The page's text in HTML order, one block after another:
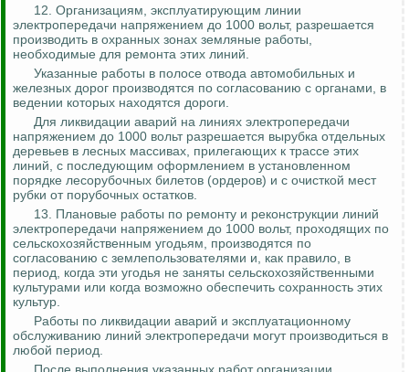
12. Организациям, эксплуатирующим линии
электропередачи напряжением до 1000 вольт, разрешается
производить в охранных зонах земляные работы,
необходимые для ремонта этих линий.
Указанные работы в полосе отвода автомобильных и
железных дорог производятся по согласованию с органами, в
ведении которых находятся дороги.
Для ликвидации аварий на линиях электропередачи
напряжением до 1000 вольт разрешается вырубка отдельных
деревьев в лесных массивах, прилегающих к трассе этих
линий, с последующим оформлением в установленном
порядке лесорубочных билетов (ордеров) и с очисткой мест
рубки от порубочных остатков.
13. Плановые работы по ремонту и реконструкции линий
электропередачи напряжением до 1000 вольт, проходящих по
сельскохозяйственным угодьям, производятся по
согласованию с землепользователями и, как правило, в
период, когда эти угодья не заняты сельскохозяйственными
культурами или когда возможно обеспечить сохранность этих
культур.
Работы по ликвидации аварий и эксплуатационному
обслуживанию линий электропередачи могут производиться в
любой период.